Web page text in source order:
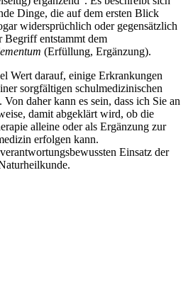
Dinge, die auf dem ersten Blick
widersprüchlich oder gegensätzlich
Begriff entstammt dem
(Erfüllung, Ergänzung).
Wert darauf, einige Erkrankungen
sorgfältigen schulmedizinischen
daher kann es sein, dass ich Sie an
damit abgeklärt wird, ob die
alleine oder als Ergänzung zur
erfolgen kann.
Einsatz der